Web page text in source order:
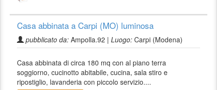
Casa abbinata a Carpi (MO) luminosa
pubblicato da: Ampolla.92 | Luogo: Carpi (Modena)
Casa abbinata di circa 180 mq con al piano terra
soggiorno, cucinotto abitabile, cucina, sala stiro e
ripostiglio, lavanderia con piccolo servizio....